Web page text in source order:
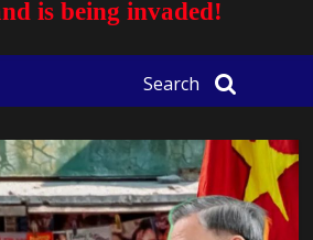
is being invaded!
Search